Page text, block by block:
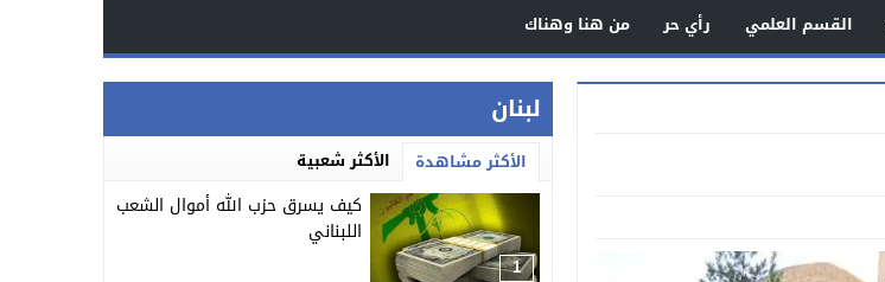
القسم العلمي رأي حر من هنا وهناك
لبنان
الأكثر مشاهدة الأكثر شعبية
1
كيف يسرق حزب الله أموال الشعب
اللبناني